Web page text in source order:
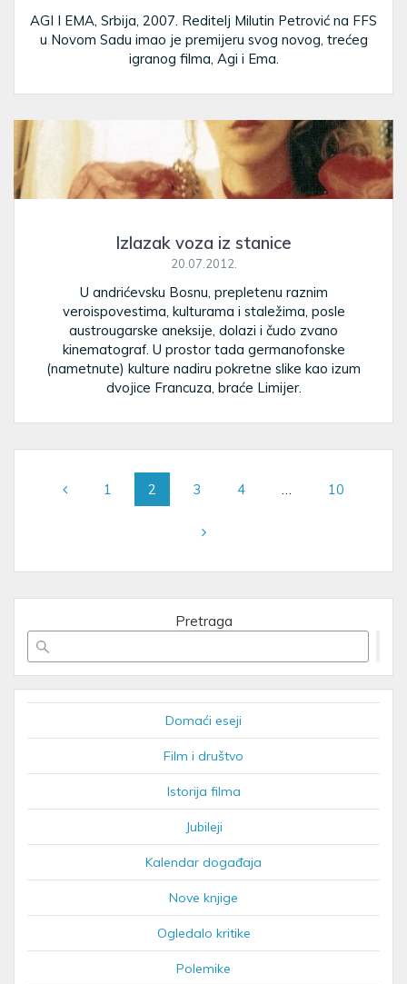
AGI I EMA, Srbija, 2007. Reditelj Milutin Petrović na FFS
u Novom Sadu imao je premijeru svog novog, trećeg
igranog filma, Agi i Ema.
Izlazak voza iz stanice
20.07.2012.
U andrićevsku Bosnu, prepletenu raznim
veroispovestima, kulturama i staležima, posle
austrougarske aneksije, dolazi i čudo zvano
kinematograf. U prostor tada germanofonske
(nametnute) kulture nadiru pokretne slike kao izum
dvojice Francuza, braće Limijer.
navigation
Page
1 Page
2 Page
3 Page
4 Page
10
Pretraga
Domaći eseji
Film i društvo
Istorija filma
Jubileji
Kalendar događaja
Nove knjige
Ogledalo kritike
Polemike